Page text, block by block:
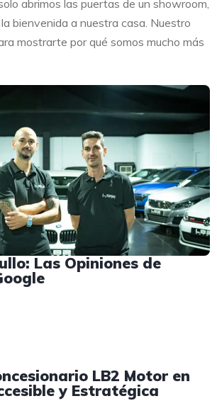
abrimos las puertas de un showroom,
bienvenida a nuestra casa. Nuestro
mostrarte por qué somos mucho más
Las Opiniones de
LB2 Motor en
y Estratégica